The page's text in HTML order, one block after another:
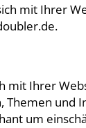
mit Ihrer
mit Ihrer
und
um